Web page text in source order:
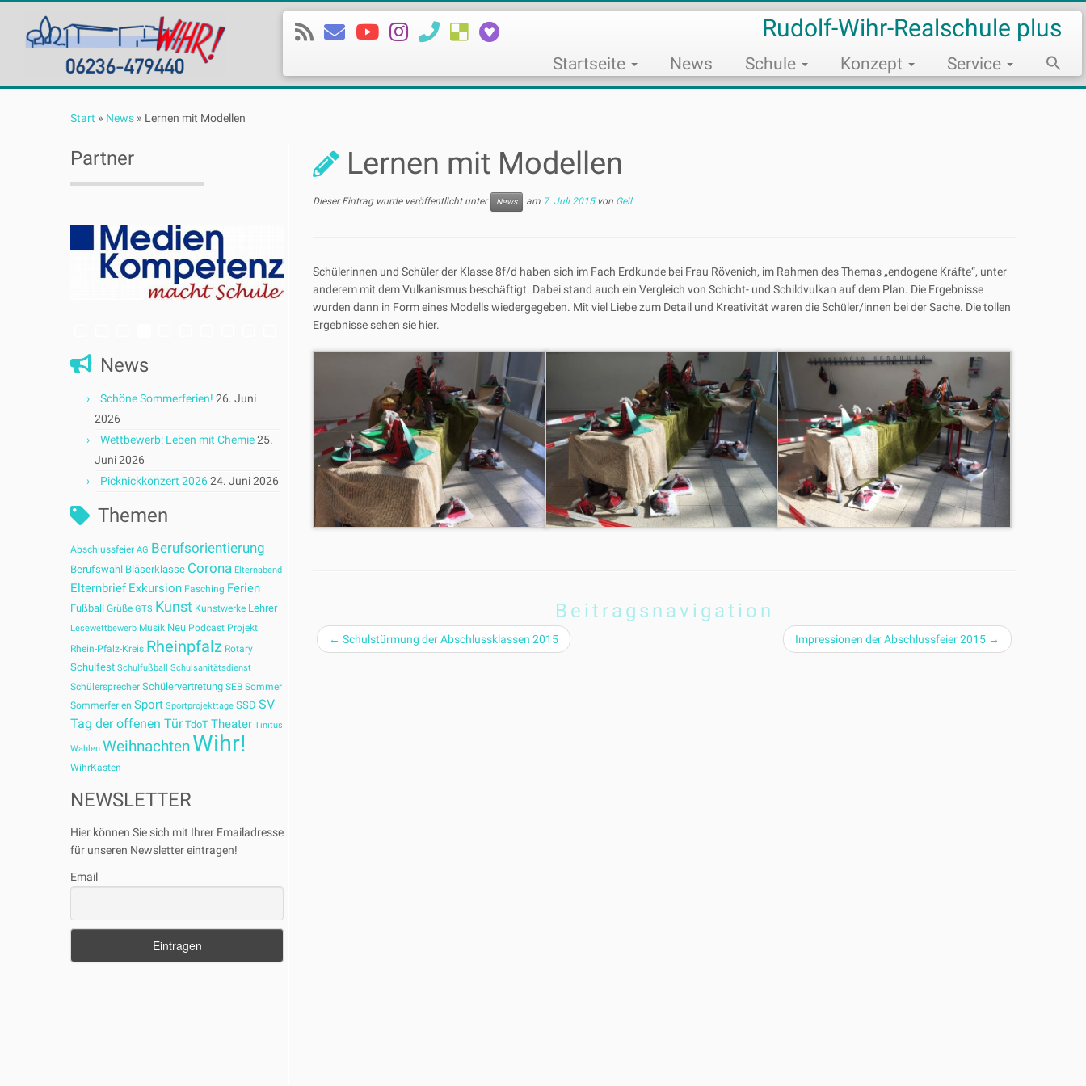
Rudolf-Wihr-Realschule plus
Startseite News Schule Konzept Service
for:
Search
Start » News » Lernen mit Modellen
Partner
News
Schöne Sommerferien! 26. Juni
2026
Wettbewerb: Leben mit Chemie25.
Juni 2026
Picknickkonzert 202624. Juni 2026
Themen
Abschlussfeier AG Berufsorientierung
Berufswahl Bläserklasse Corona Elternabend
Elternbrief Exkursion Fasching Ferien
Fußball Grüße GTS Kunst Kunstwerke Lehrer
Lesewettbewerb Musik Neu Podcast Projekt
Rhein-Pfalz-Kreis Rheinpfalz Rotary
Schulfest Schulfußball Schulsanitätsdienst
Schülersprecher Schülervertretung SEB Sommer
Sommerferien Sport Sportprojekttage SSD SV
Tag der offenen Tür TdoT Theater Tinitus
Wahlen WeihnachtenWihr!
WihrKasten
NEWSLETTER
Hier können Sie sich mit Ihrer Emailadresse
für unseren Newsletter eintragen!
Email
Lernen mit Modellen
Dieser Eintrag wurde veröffentlicht unter News am 7. Juli 2015 von Geil
Schülerinnen und Schüler der Klasse 8f/d haben sich im Fach Erdkunde bei Frau Rövenich, im Rahmen des Themas „endogene Kräfte“, unter
anderem mit dem Vulkanismus beschäftigt. Dabei stand auch ein Vergleich von Schicht- und Schildvulkan auf dem Plan. Die Ergebnisse
wurden dann in Form eines Modells wiedergegeben. Mit viel Liebe zum Detail und Kreativität waren die Schüler/innen bei der Sache. Die tollen
Ergebnisse sehen sie hier.
Beitragsnavigation
← Schulstürmung der Abschlussklassen 2015 Impressionen der Abschlussfeier 2015 →